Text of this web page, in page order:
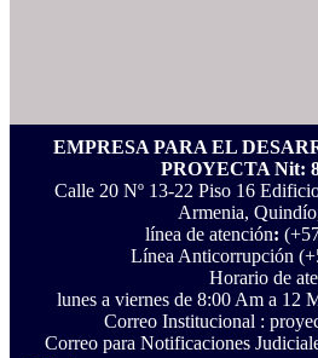
EMPRESA PARA EL
PROYECTA Nit:
Calle 20 Nº 13-22 Piso 16
Armenia,
línea de atención:
Línea Anticorrupción
Horario de
lunes a viernes de 8:00 Am a 12
Correo Institucional :
Correo para Notificaciones